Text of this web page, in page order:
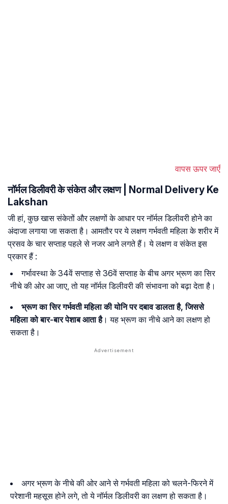
वापस ऊपर जाएँ
नॉर्मल डिलीवरी के संकेत और लक्षण | Normal Delivery Ke
Lakshan
जी हां, कुछ खास संकेतों और लक्षणों के आधार पर नॉर्मल डिलीवरी होने का
अंदाजा लगाया जा सकता है। आमतौर पर ये लक्षण गर्भवती महिला के शरीर में
प्रसव के चार सप्ताह पहले से नजर आने लगते हैं। ये लक्षण व संकेत इस
प्रकार हैं :
गर्भावस्था के 34वें सप्ताह से 36वें सप्ताह के बीच अगर भ्रूण का सिर
नीचे की ओर आ जाए, तो यह नॉर्मल डिलीवरी की संभावना को बढ़ा देता है।
भ्रूण का सिर गर्भवती महिला की योनि पर दबाव डालता है, जिससे
महिला को बार-बार पेशाब आता है। यह भ्रूण का नीचे आने का लक्षण हो
सकता है।
अगर भ्रूण के नीचे की ओर आने से गर्भवती महिला को चलने-फिरने में
परेशानी महसूस होने लगे, तो ये नॉर्मल डिलीवरी का लक्षण हो सकता है।